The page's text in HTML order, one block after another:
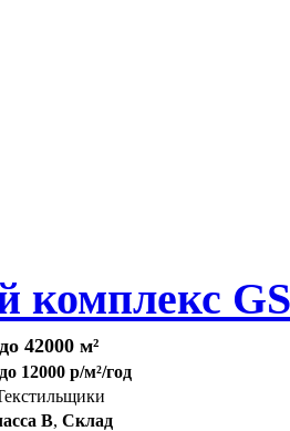
комплекс
42000 м²
12000 р/м²/год
B, Склад